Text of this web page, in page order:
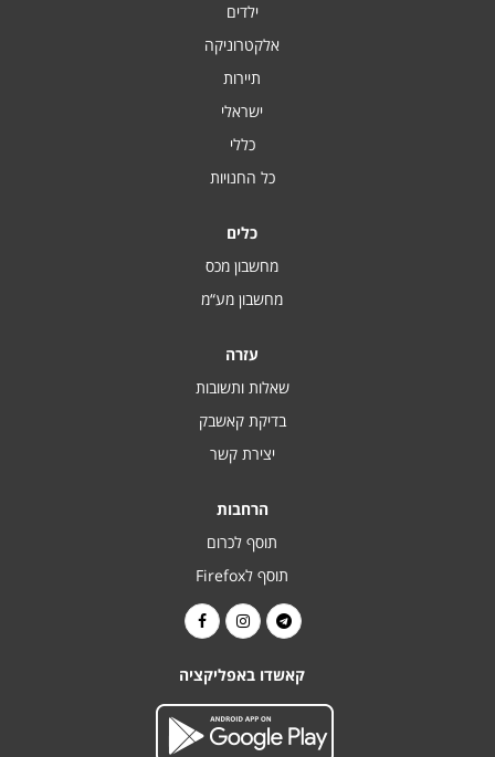
ילדים
אלקטרוניקה
תיירות
ישראלי
כללי
כל החנויות
כלים
מחשבון מכס
מחשבון מע“מ
עזרה
שאלות ותשובות
בדיקת קאשבק
יצירת קשר
הרחבות
תוסף לכרום
תוסף לFirefox
קאשדו באפליקציה